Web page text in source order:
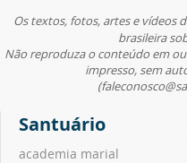
Os textos, fotos, artes e vídeos
brasileira
Não reproduza o conteúdo em
impresso, sem
Santuário
academia marial